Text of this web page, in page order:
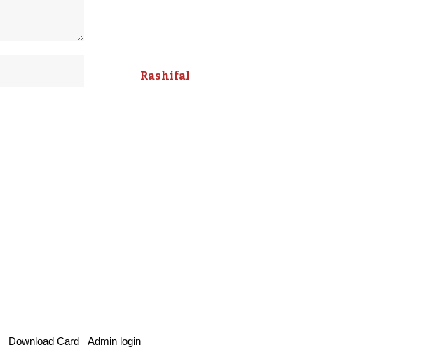
Rashifal
Download Card Admin login